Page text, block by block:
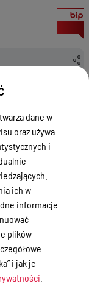
w Ostródzie
Wersja
z dnia
07-2024 09:34:54
Drukuj
dane w
oraz używa
i
ich w
informacje
plików
i jak je